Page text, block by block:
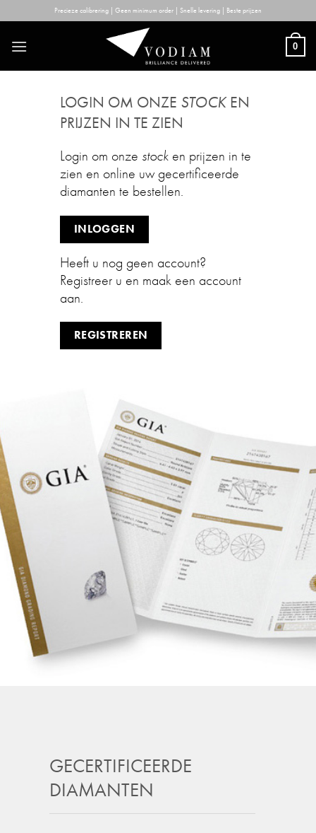
to
content
Precieze calibrering | Geen minimum order | Snelle levering | Beste prijzen
0
LOGIN OM ONZE STOCKEN
PRIJZEN IN TE ZIEN
Login om onze stock en prijzen in te
zien en online uw gecertificeerde
diamanten te bestellen.
INLOGGEN
Heeft u nog geen account?
Registreer u en maak een account
aan.
REGISTREREN
GECERTIFICEERDE
DIAMANTEN